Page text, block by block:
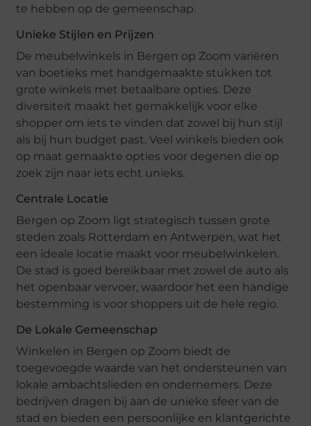
te hebben op de gemeenschap.
Unieke Stijlen en Prijzen
De meubelwinkels in Bergen op Zoom variëren
van boetieks met handgemaakte stukken tot
grote winkels met betaalbare opties. Deze
diversiteit maakt het gemakkelijk voor elke
shopper om iets te vinden dat zowel bij hun stijl
als bij hun budget past. Veel winkels bieden ook
op maat gemaakte opties voor degenen die op
zoek zijn naar iets echt unieks.
Centrale Locatie
Bergen op Zoom ligt strategisch tussen grote
steden zoals Rotterdam en Antwerpen, wat het
een ideale locatie maakt voor meubelwinkelen.
De stad is goed bereikbaar met zowel de auto als
het openbaar vervoer, waardoor het een handige
bestemming is voor shoppers uit de hele regio.
De Lokale Gemeenschap
Winkelen in Bergen op Zoom biedt de
toegevoegde waarde van het ondersteunen van
lokale ambachtslieden en ondernemers. Deze
bedrijven dragen bij aan de unieke sfeer van de
stad en bieden een persoonlijke en klantgerichte